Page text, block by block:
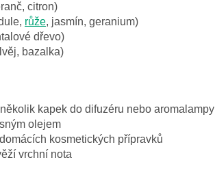
citron)
růže, jasmín, geranium)
dřevo)
bazalka)
kapek do difuzéru nebo aromalampy
olejem
kosmetických přípravků
vrchní nota